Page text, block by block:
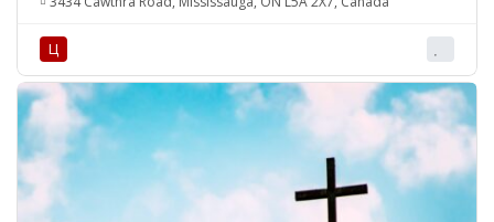
CHRISTAN FAITH
Ц